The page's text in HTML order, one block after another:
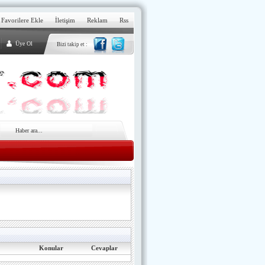
Rss
Reklam
İletişim
Favorilere Ekle
Üye Ol Bizi takip et :
Konular
Cevaplar